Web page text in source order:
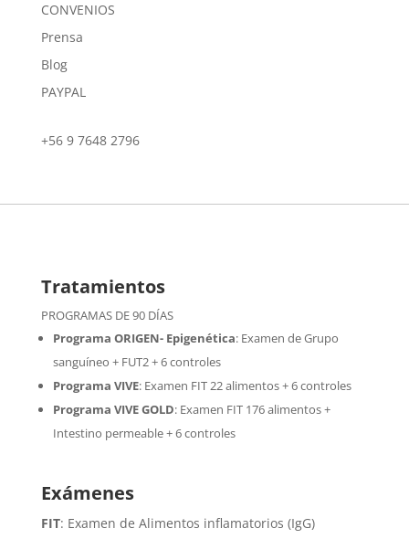
CONVENIOS
Prensa
Blog
PAYPAL
+56 9 7648 2796
Tratamientos
PROGRAMAS DE 90 DÍAS
Programa ORIGEN- Epigenética:Examen de Grupo
sanguíneo + FUT2 + 6 controles
Programa VIVE: Examen FIT 22 alimentos + 6 controles
Programa VIVE GOLD: Examen FIT 176 alimentos +
Intestino permeable + 6 controles
Exámenes
FIT: Examen de Alimentos inflamatorios (IgG)